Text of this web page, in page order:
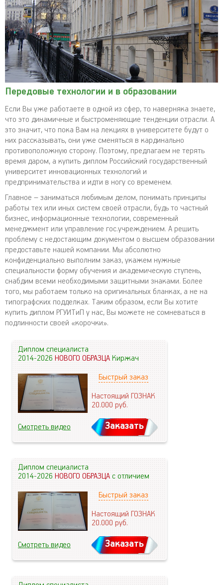
Передовые технологии и в образовании
Если Вы уже работаете в одной из сфер, то наверняка знаете,
что это динамичные и быстроменяющие тенденции отрасли. А
это значит, что пока Вам на лекциях в университете будут о
них рассказывать, они уже сменяться в кардинально
противоположную сторону. Поэтому, предлагаем не терять
время даром, а купить диплом Российский государственный
университет инновационных технологий и
предпринимательства и идти в ногу со временем.
Главное – заниматься любимым делом, понимать принципы
работы тех или иных систем своей отрасли, будь то частный
бизнес, информационные технологии, современный
менеджмент или управление гос.учреждением. А решить
проблему с недостающим документом о высшем образовании
предоставьте нашей компании. Мы абсолютно
конфиденциально выполним заказ, укажем нужные
специальности форму обучения и академическую ступень,
снабдим всеми необходимыми защитными знаками. Более
того, мы работаем только на оригинальных бланках, а не на
типографских подделках. Таким образом, если Вы хотите
купить диплом РГУИТиП у нас, Вы можете не сомневаться в
подлинности своей «корочки».
Диплом специалиста
2014-2026НОВОГО ОБРАЗЦАКиржач
Быстрый заказ
Настоящий ГОЗНАК
20.000руб.
Смотреть видео Заказать
Диплом специалиста
2014-2026НОВОГО ОБРАЗЦАс отличием
Быстрый заказ
Настоящий ГОЗНАК
20.000руб.
Смотреть видео Заказать